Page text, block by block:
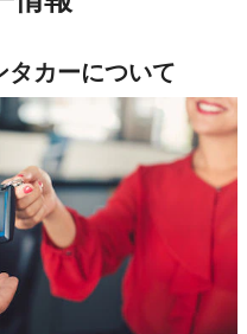
ちら
ーを探す
タカーについて